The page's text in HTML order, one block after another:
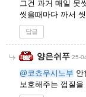
그건 과거 매일 못
씻을때마다 까서
답글
양은쉬푸 25-
@코쵸우시노부 안
보호해주는 껍질